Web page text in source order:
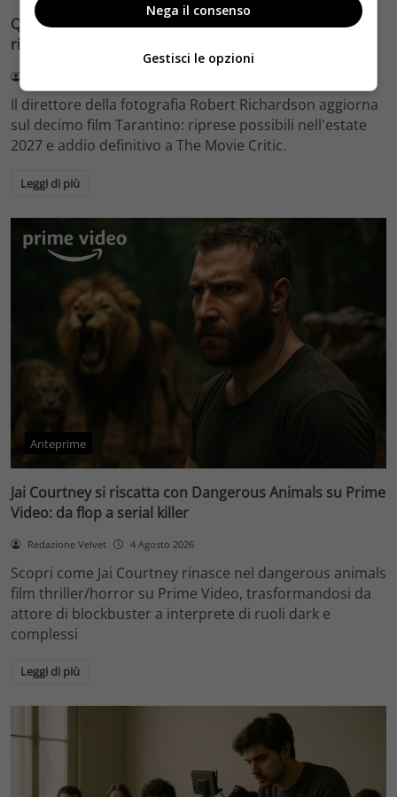
Quentin Tarantino e il decimo film: Robert Richardson
rivela riprese forse nel 2027 e l’addio a The Movie Critic
Il direttore della fotografia Robert Richardson aggiorna
sul decimo film Tarantino: riprese possibili nell'estate
2027 e addio definitivo a The Movie Critic.
Leggi di più
Anteprime
Jai Courtney si riscatta con Dangerous Animals su Prime
Video: da flop a serial killer
Redazione Velvet 4 Agosto 2026
Scopri come Jai Courtney rinasce nel dangerous animals
film thriller/horror su Prime Video, trasformandosi da
attore di blockbuster a interprete di ruoli dark e
complessi
Leggi di più
Nega il consenso
Gestisci le opzioni